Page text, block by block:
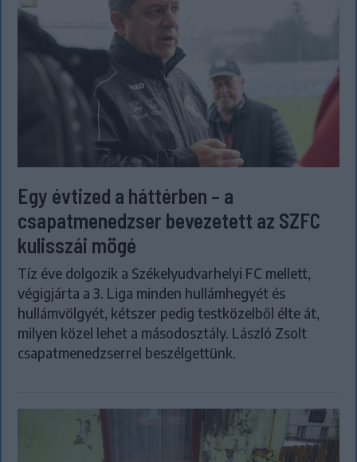
Egy évtized a háttérben – a
csapatmenedzser bevezetett az SZFC
kulisszái mögé
Tíz éve dolgozik a Székelyudvarhelyi FC mellett,
végigjárta a 3. Liga minden hullámhegyét és
hullámvölgyét, kétszer pedig testközelből élte át,
milyen közel lehet a másodosztály. László Zsolt
csapatmenedzserrel beszélgettünk.